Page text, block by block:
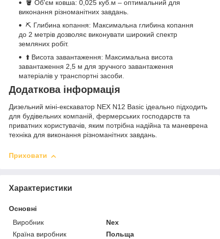
🪣 Об'єм ковша: 0,025 куб.м – оптимальний для
виконання різноманітних завдань.
⛏️ Глибина копання: Максимальна глибина копання
до 2 метрів дозволяє виконувати широкий спектр
земляних робіт.
⬆️ Висота завантаження: Максимальна висота
завантаження 2,5 м для зручного завантаження
матеріалів у транспортні засоби.
Додаткова інформація
Дизельний міні-екскаватор NEX N12 Basic ідеально підходить
для будівельних компаній, фермерських господарств та
приватних користувачів, яким потрібна надійна та маневрена
техніка для виконання різноманітних завдань.
Приховати
Характеристики
Основні
Виробник
Nex
Країна виробник
Польща